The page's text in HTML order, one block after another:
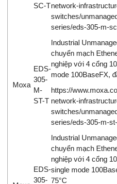
SC-Tnetwork-
switches/
series/eds-305-m-
Moxa
EDS-
305-
M-
ST-T
Industrial
chuyển mạch
nghiệp với 4 cổng
mode 100BaseFX,
https://
network-
switches/
series/eds-305-m-
EDS-
305-
Industrial
chuyển mạch
nghiệp với 4 cổng
single mode
75°C